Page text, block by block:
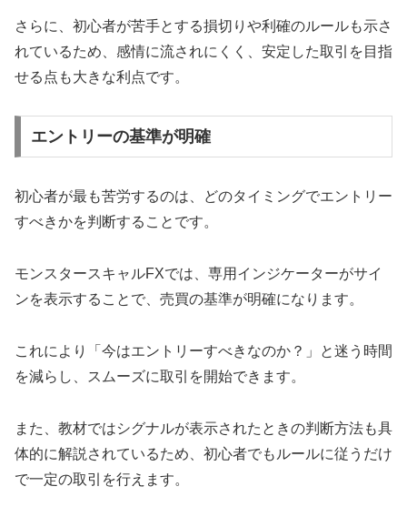
さらに、初心者が苦手とする損切りや利確のルールも示さ
れているため、感情に流されにくく、安定した取引を目指
せる点も大きな利点です。
エントリーの基準が明確
初心者が最も苦労するのは、どのタイミングでエントリー
すべきかを判断することです。
モンスタースキャルFXでは、専用インジケーターがサイ
ンを表示することで、売買の基準が明確になります。
これにより「今はエントリーすべきなのか？」と迷う時間
を減らし、スムーズに取引を開始できます。
また、教材ではシグナルが表示されたときの判断方法も具
体的に解説されているため、初心者でもルールに従うだけ
で一定の取引を行えます。